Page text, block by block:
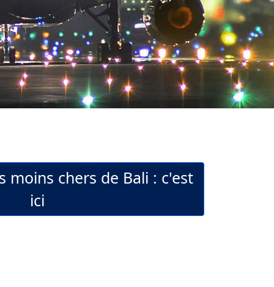
moins chers de Bali : c'est
ici